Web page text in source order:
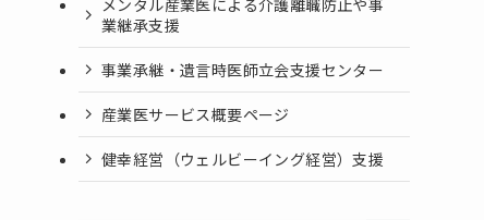
業継承支援
事業承継・遺言時医師立会支援センター
産業医サービス概要ページ
健幸経営（ウェルビーイング経営）支援